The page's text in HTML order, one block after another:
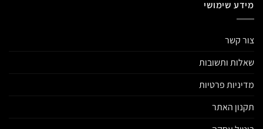
מידע שימושי
צור קשר
שאלות ותשובות
מדיניות פרטיות
תקנון האתר